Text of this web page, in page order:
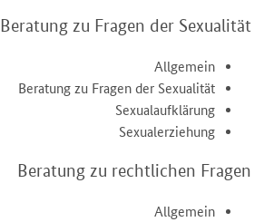
Beratung zu Fragen der Sexualität
Allgemein
Beratung zu Fragen der Sexualität
Sexualaufklärung
Sexualerziehung
Beratung zu rechtlichen Fragen
Allgemein